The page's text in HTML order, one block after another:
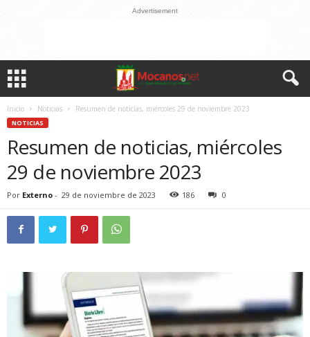
Advertisement
Inicio Noticias Resumen de noticias, miércoles 29 de noviembre 2023
NOTICIAS
Resumen de noticias, miércoles
29 de noviembre 2023
Por Externo - 29 de noviembre de 2023 186 0